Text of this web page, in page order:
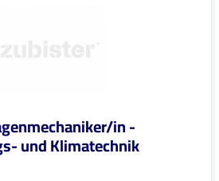
in -
und Klimatechnik